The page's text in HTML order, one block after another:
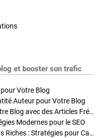
et booster son trafic
Votre Blog
Auteur pour Votre Blog
Stratégies de Publication : Boostez Votre Blog avec des Articles Fréquents et Exclusifs
Modernes pour le SEO
Enrichir Vos Articles avec des Contenus Riches : Stratégies pour Captiver et Optimiser